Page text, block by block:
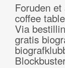
Foruden
coffee
Via
gratis